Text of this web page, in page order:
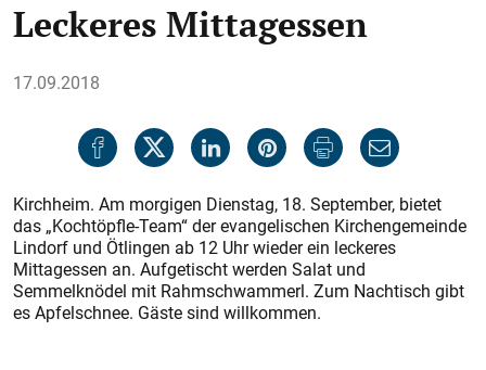
Leckeres Mittagessen
17.09.2018
Kirchheim. Am morgigen Dienstag, 18. September, bietet
das „Kochtöpfle-Team“ der evangelischen Kirchengemeinde
Lindorf und Ötlingen ab 12 Uhr wieder ein leckeres
Mittagessen an. Aufgetischt werden Salat und
Semmelknödel mit Rahmschwammerl. Zum Nachtisch gibt
es Apfelschnee. Gäste sind willkommen.